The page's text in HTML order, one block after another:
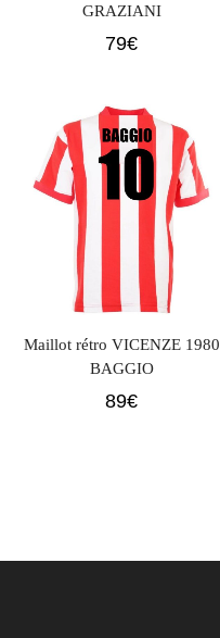
GRAZIANI
79€
Maillot rétro VICENZE 1980
BAGGIO
89€